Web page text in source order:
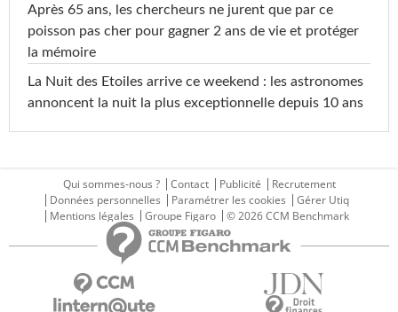
Après 65 ans, les chercheurs ne jurent que par ce
poisson pas cher pour gagner 2 ans de vie et protéger
la mémoire
La Nuit des Etoiles arrive ce weekend : les astronomes
annoncent la nuit la plus exceptionnelle depuis 10 ans
Qui sommes-nous ? Contact Publicité
Recrutement
Données personnelles
Paramétrer les cookies
Gérer Utiq
Mentions légales
Groupe Figaro © 2026 CCM Benchmark